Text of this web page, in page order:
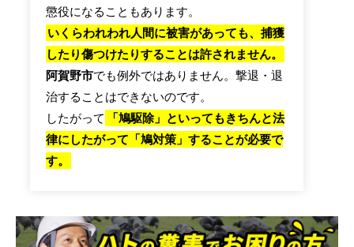
懲役になることもあります。
いくらわれわれ人間に被害があっても、捕獲
したり傷つけたりすることは許されません。
阿賀野市でも例外ではありません。撃退・退
治することはできないのです。
したがって
「鳩駆除」といってもきちんと法
律にしたがって「鳩対策」することが必要で
す。